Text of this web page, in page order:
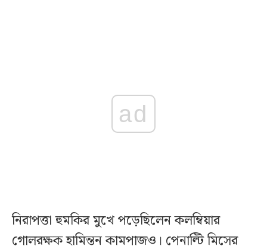
ad
নিরাপত্তা হুমকির মুখে পড়েছিলেন কলম্বিয়ার
গোলরক্ষক হামিন্তন কামপাজও। পেনাল্টি মিসের